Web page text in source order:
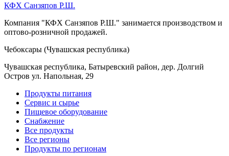
КФХ Санзяпов Р.Ш.
Компания "КФХ Санзяпов Р.Ш." занимается производством и
оптово-розничной продажей.
Чебоксары (Чувашская республика)
Чувашская республика, Батыревский район, дер. Долгий
Остров ул. Напольная, 29
Продукты питания
Сервис и сырье
Пищевое оборудование
Снабжение
Все продукты
Все регионы
Продукты по регионам